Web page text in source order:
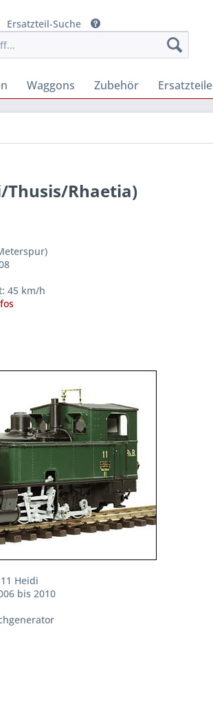
Ersatzteil-Suche
Waggons Zubehör Ersatzteile
Thusis/Rhaetia)
45 km/h
Heidi
bis 2010